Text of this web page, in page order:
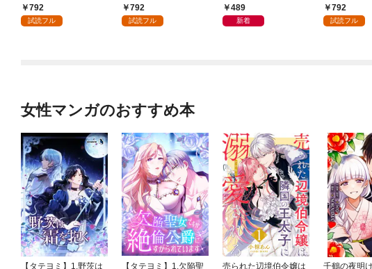
792
試読フル
792
試読フル
日発売]
489
新着
外れスキル
を駆使して
792
試読フル
女性マンガのおすすめ本
【タテヨミ】1.野茨は
【タテヨミ】1.欠陥聖
売られた辺境伯令嬢は
千鶴の夜明